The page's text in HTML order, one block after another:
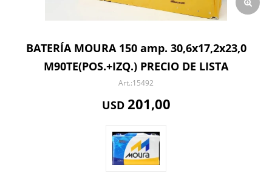
BATERÍA MOURA 150 amp. 30,6x17,2x23,0
M90TE(POS.+IZQ.) PRECIO DE LISTA
15492
USD 201,00